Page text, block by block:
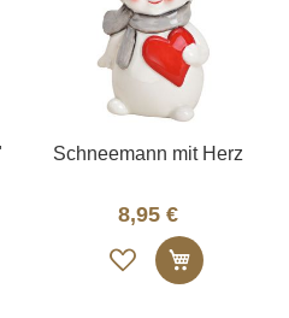
Schneemann mit Herz
8,95 €
Auf
die
In den